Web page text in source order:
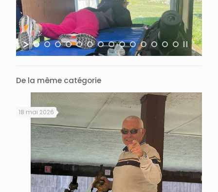
De la même catégorie
18 mai 2026